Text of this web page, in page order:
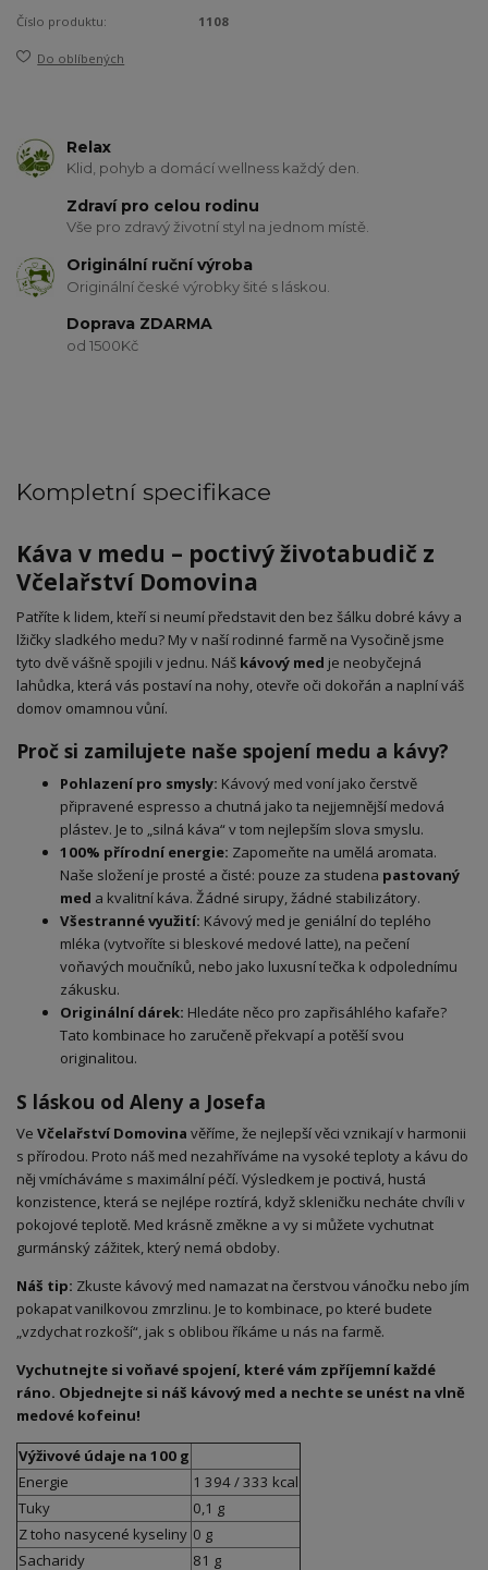
Číslo produktu: 1108
Do oblíbených
Relax
Klid, pohyb a domácí wellness každý den.
Zdraví pro celou rodinu
Vše pro zdravý životní styl na jednom místě.
Originální ruční výroba
Originální české výrobky šité s láskou.
Doprava ZDARMA
od 1500Kč
Kompletní specifikace
Káva v medu – poctivý životabudič z
Včelařství Domovina
Patříte k lidem, kteří si neumí představit den bez šálku dobré kávy a
lžičky sladkého medu? My v naší rodinné farmě na Vysočině jsme
tyto dvě vášně spojili v jednu. Náš kávový med je neobyčejná
lahůdka, která vás postaví na nohy, otevře oči dokořán a naplní váš
domov omamnou vůní.
Proč si zamilujete naše spojení medu a kávy?
Pohlazení pro smysly: Kávový med voní jako čerstvě
připravené espresso a chutná jako ta nejjemnější medová
plástev. Je to „silná káva“ v tom nejlepším slova smyslu.
100% přírodní energie: Zapomeňte na umělá aromata.
Naše složení je prosté a čisté: pouze za studena pastovaný
med a kvalitní káva. Žádné sirupy, žádné stabilizátory.
Všestranné využití: Kávový med je geniální do teplého
mléka (vytvoříte si bleskové medové latte), na pečení
voňavých moučníků, nebo jako luxusní tečka k odpolednímu
zákusku.
Originální dárek: Hledáte něco pro zapřisáhlého kafaře?
Tato kombinace ho zaručeně překvapí a potěší svou
originalitou.
S láskou od Aleny a Josefa
Ve Včelařství Domovina věříme, že nejlepší věci vznikají v harmonii
s přírodou. Proto náš med nezahříváme na vysoké teploty a kávu do
něj vmícháváme s maximální péčí. Výsledkem je poctivá, hustá
konzistence, která se nejlépe roztírá, když skleničku necháte chvíli v
pokojové teplotě. Med krásně změkne a vy si můžete vychutnat
gurmánský zážitek, který nemá obdoby.
Náš tip: Zkuste kávový med namazat na čerstvou vánočku nebo jím
pokapat vanilkovou zmrzlinu. Je to kombinace, po které budete
„vzdychat rozkoší“, jak s oblibou říkáme u nás na farmě.
Vychutnejte si voňavé spojení, které vám zpříjemní každé
ráno. Objednejte si náš kávový med a nechte se unést na vlně
medové kofeinu!
Výživové údaje na 100 g
Energie
1 394 / 333 kcal
Tuky
0,1 g
Z toho nasycené kyseliny 0 g
Sacharidy
81 g